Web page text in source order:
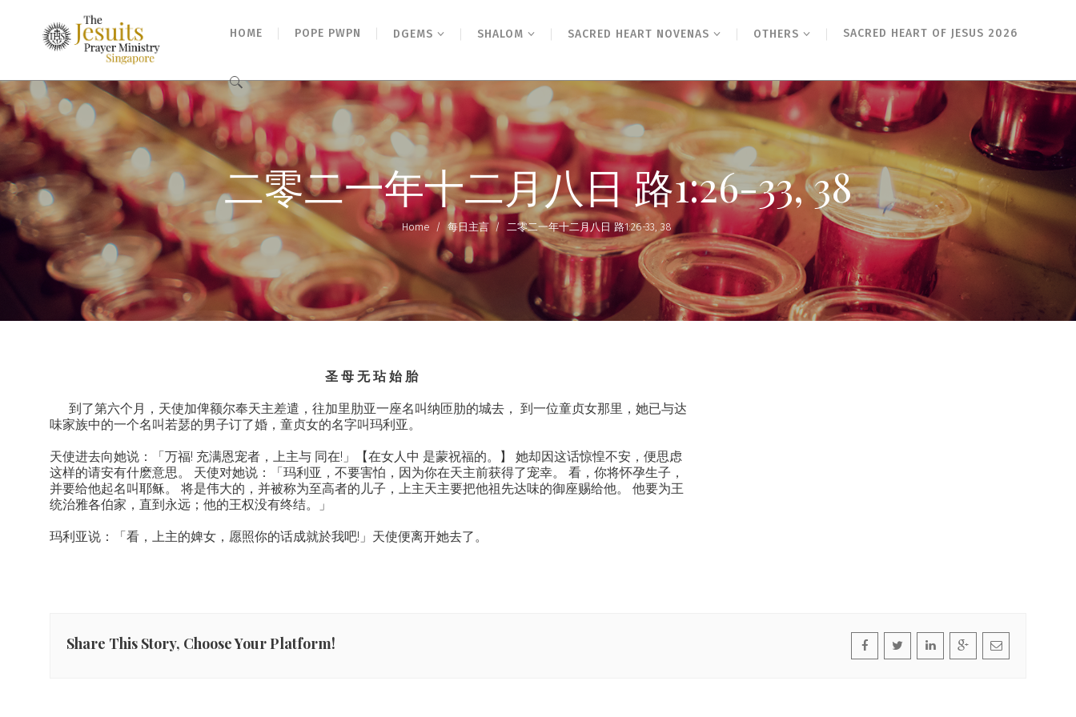
HOME POPE PWPN DGEMS SHALOM SACRED HEART NOVENAS OTHERS SACRED HEART OF JESUS 2026
Search
for:
二零二一年十二月八日 路1:26-33, 38
Home /每日主言 / 二零二一年十二月八日 路1:26-33, 38
圣 母 无 玷 始 胎
到了第六个月，天使加俾额尔奉天主差遣，往加里肋亚一座名叫纳匝肋的城去， 到一位童贞女那里，她已与达
味家族中的一个名叫若瑟的男子订了婚，童贞女的名字叫玛利亚。
天使进去向她说：「万福! 充满恩宠者，上主与 同在!」【在女人中 是蒙祝福的。】 她却因这话惊惶不安，便思虑
这样的请安有什麽意思。 天使对她说：「玛利亚，不要害怕，因为你在天主前获得了宠幸。 看，你将怀孕生子，
并要给他起名叫耶稣。 将是伟大的，并被称为至高者的儿子，上主天主要把他祖先达味的御座赐给他。 他要为王
统治雅各伯家，直到永远；他的王权没有终结。」
玛利亚说：「看，上主的婢女，愿照你的话成就於我吧!」天使便离开她去了。
Share This Story, Choose Your Platform!